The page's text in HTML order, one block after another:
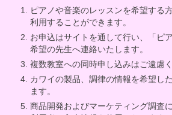
ピアノや音楽のレッスンを希望する
利用することができます。
お申込はサイトを通して行い、「ピ
希望の先生へ連絡いたします。
複数教室への同時申し込みはご遠慮
カワイの製品、調律の情報を希望し
ます。
商品開発およびマーケティング調査